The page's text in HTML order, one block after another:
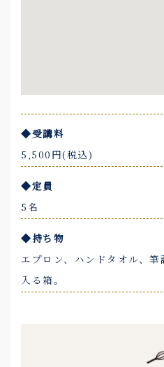
◆受講料
5,500円(税込)
◆定員
5名
◆持ち物
エプロン、ハンドタオル、
入る箱。